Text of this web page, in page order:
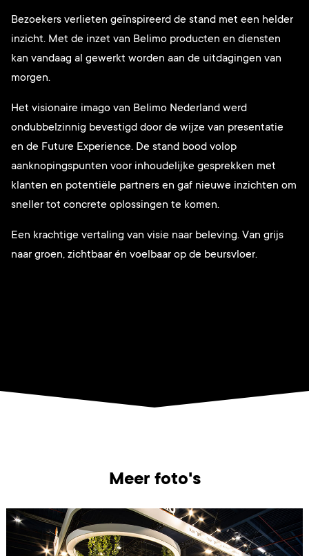
Bezoekers verlieten geïnspireerd de stand met een helder
inzicht. Met de inzet van Belimo producten en diensten
kan vandaag al gewerkt worden aan de uitdagingen van
morgen.
Het visionaire imago van Belimo Nederland werd
ondubbelzinnig bevestigd door de wijze van presentatie
en de Future Experience. De stand bood volop
aanknopingspunten voor inhoudelijke gesprekken met
klanten en potentiële partners en gaf nieuwe inzichten om
sneller tot concrete oplossingen te komen.
Een krachtige vertaling van visie naar beleving. Van grijs
naar groen, zichtbaar én voelbaar op de beursvloer.
Meer foto's